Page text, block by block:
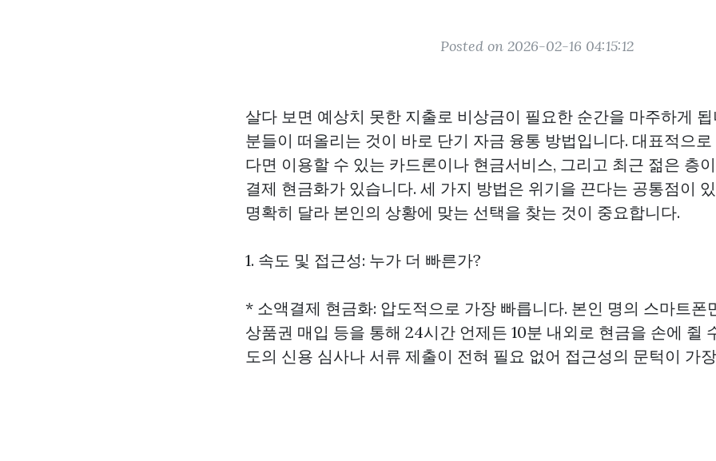
Posted on 2026-02-16 04:15:12
살다 보면 예상치 못한 지출로 비상금이 필요한 순간을 마주하게
분들이 떠올리는 것이 바로 단기 자금 융통 방법입니다. 대표적으
다면 이용할 수 있는 카드론이나 현금서비스, 그리고 최근 젊은 층
결제 현금화가 있습니다. 세 가지 방법은 위기을 끈다는 공통점이
명확히 달라 본인의 상황에 맞는 선택을 찾는 것이 중요합니다.
1. 속도 및 접근성: 누가 더 빠른가?
* 소액결제 현금화: 압도적으로 가장 빠릅니다. 본인 명의 스마트폰
상품권 매입 등을 통해 24시간 언제든 10분 내외로 현금을 손에 쥘
도의 신용 심사나 서류 제출이 전혀 필요 없어 접근성의 문턱이 가